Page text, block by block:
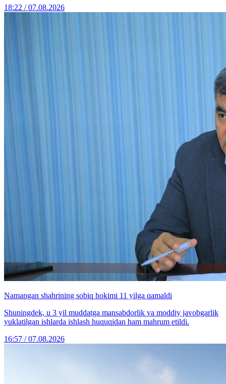
18:22 / 07.08.2026
Namangan shahrining sobiq hokimi 11 yilga qamaldi
Shuningdek, u 3 yil muddatga mansabdorlik va moddiy javobgarlik
yuklatilgan ishlarda ishlash huquqidan ham mahrum etildi.
16:57 / 07.08.2026